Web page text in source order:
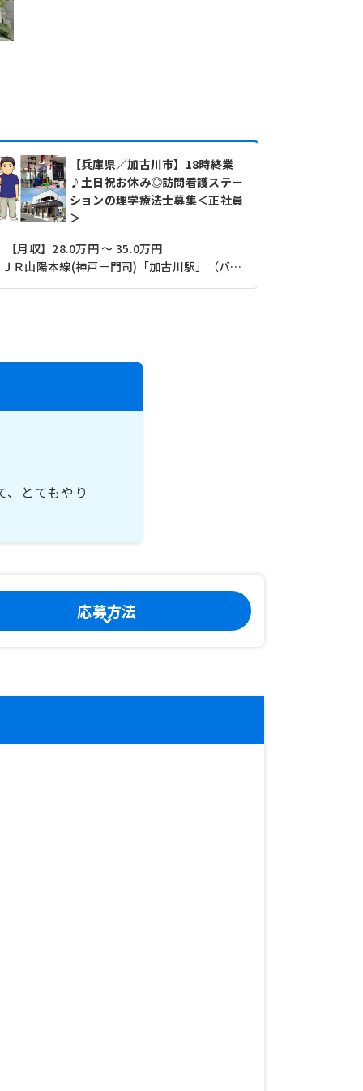
【兵庫県／加古川市】18時終業
♪土日祝お休み◎訪問看護ステー
ションの理学療法士募集＜正社員
＞
【月収】28.0万円 ～ 35.0万円
ＪＲ山陽本線(神戸－門司)「加古川駅」（バス・車7分）
とてもやり
応募方法